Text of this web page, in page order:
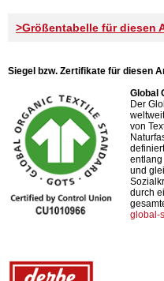
>Größentabelle für diesen
Siegel bzw. Zertifikate für diesen
Global
Der
von
entlang
und
durch
global-